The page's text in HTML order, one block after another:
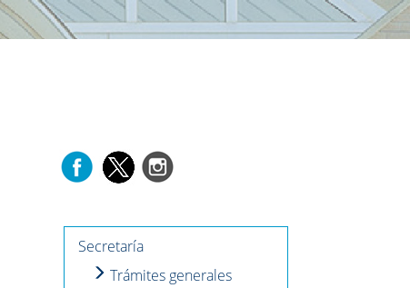
Secretaría
Trámites generales